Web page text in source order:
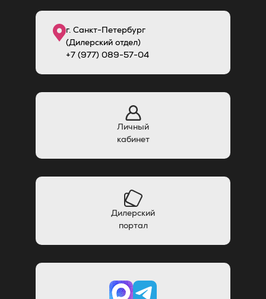
г. Санкт-Петербург
(Дилерский отдел)
+7 (977) 089-57-04
Личный
кабинет
Дилерский
портал